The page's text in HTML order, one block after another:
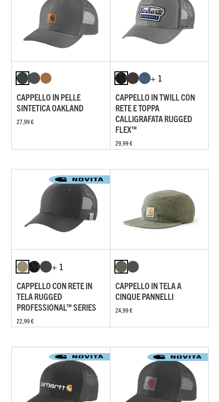
CAPPELLO IN PELLE
SINTETICA OAKLAND
27,99 €
+ 1
CAPPELLO IN TWILL CON
RETE E TOPPA
CALLIGRAFATA RUGGED
FLEX™
29,99 €
+ 1
CAPPELLO CON RETE IN
TELA RUGGED
PROFESSIONAL™ SERIES
22,99 €
CAPPELLO IN TELA A
CINQUE PANNELLI
24,99 €